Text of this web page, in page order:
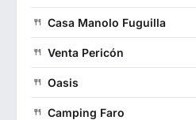
Casa Manolo Fuguilla
Venta Pericón
Oasis
Camping Faro